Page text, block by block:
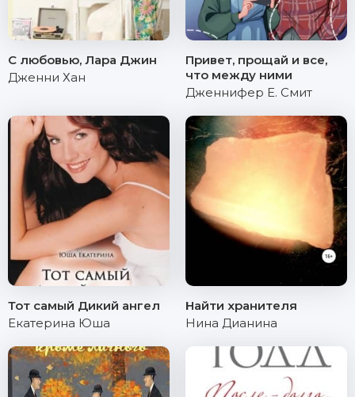
С любовью, Лара Джин
Дженни Хан
Привет, прощай и все,
что между ними
Дженнифер Е. Смит
Тот самый Дикий ангел
Екатерина Юша
Найти хранителя
Нина Дианина